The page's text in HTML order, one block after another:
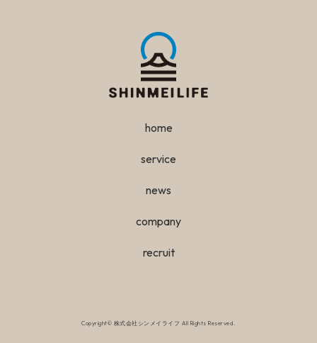
home
service
news
company
recruit
Copyright© 株式会社シンメイライフ All Rights Reserved.